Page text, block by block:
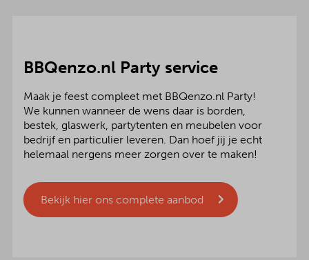
BBQenzo.nl Party service
Maak je feest compleet met BBQenzo.nl Party!
We kunnen wanneer de wens daar is borden,
bestek, glaswerk, partytenten en meubelen voor
bedrijf en particulier leveren. Dan hoef jij je echt
helemaal nergens meer zorgen over te maken!
Bekijk hier ons complete aanbod